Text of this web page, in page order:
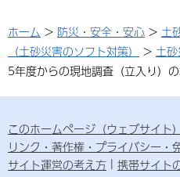
ホーム > 防災・安全・安心 > 土
（土砂災害のソフト対策）
> 土
5年度からの現地調査（立入り）
このホームページ（ウェブサイト
リンク・著作権・プライバシー・
サイト運営の考え方
携帯サイト